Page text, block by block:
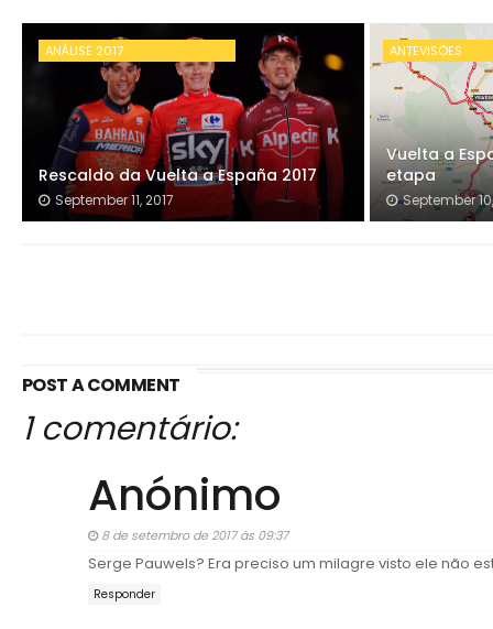
ANÁLISE 2017
Rescaldo da Vuelta a España 2017
September 11, 2017
ANTEVISÕES
Vuelta a
etapa
September
POST A COMMENT
1 comentário:
Anónimo
8 de setembro de 2017 às 09:37
Serge Pauwels? Era preciso um milagre visto ele não
Responder